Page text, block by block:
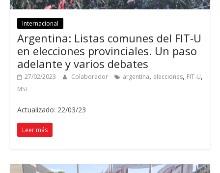
Internacional
Argentina: Listas comunes del FIT-U
en elecciones provinciales. Un paso
adelante y varios debates
27/02/2023 Colaborador argentina, elecciones, FIT-U,
MST
Actualizado: 22/03/23
Leer más